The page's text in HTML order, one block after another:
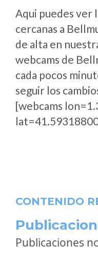
Aqui puedes ver
cercanas a
de alta en
webcams de
cada pocos
seguir los
[webcams
CONTENIDO
Publicaciones